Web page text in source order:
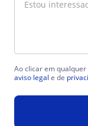
Ao clicar em
aviso legal e de